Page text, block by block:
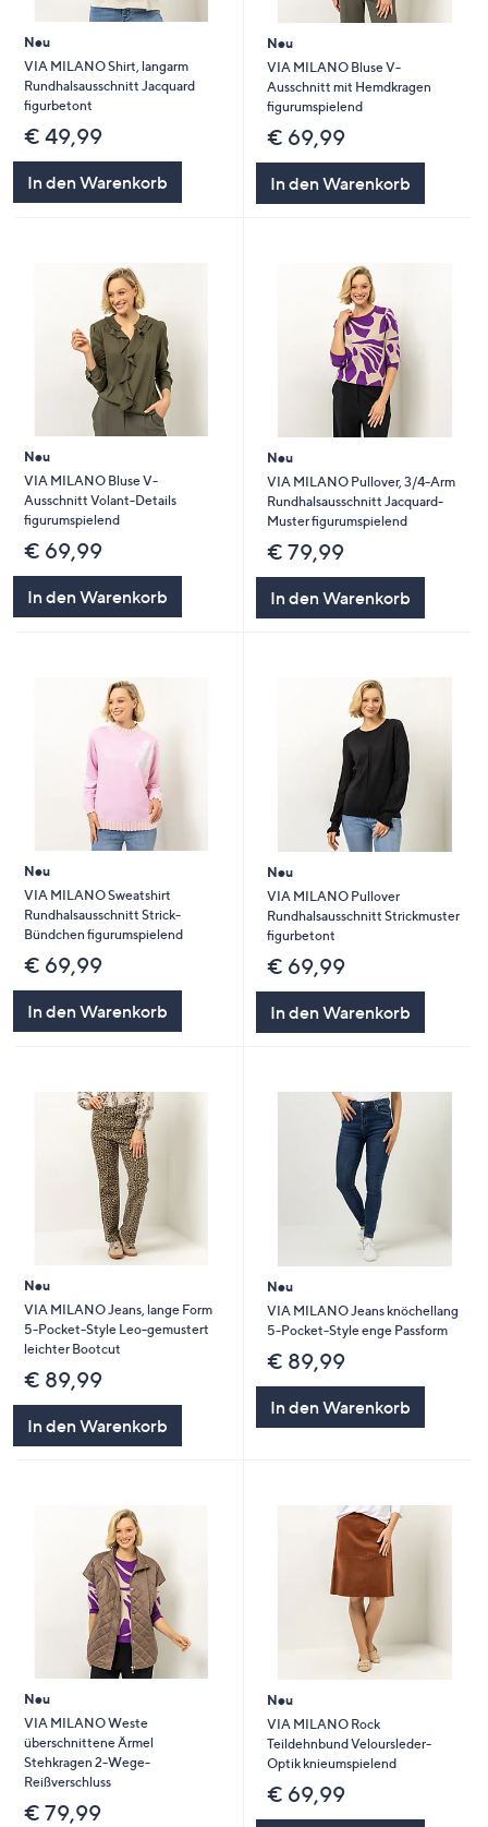
Neu
VIA MILANO Shirt, langarm
Rundhalsausschnitt Jacquard
figurbetont
€ 49,99
In den Warenkorb
Neu
VIA MILANO Bluse V-
Ausschnitt mit Hemdkragen
figurumspielend
€ 69,99
In den Warenkorb
Neu
VIA MILANO Bluse V-
Ausschnitt Volant-Details
figurumspielend
€ 69,99
In den Warenkorb
Neu
VIA MILANO Pullover, 3/4-Arm
Rundhalsausschnitt Jacquard-
Muster figurumspielend
€ 79,99
In den Warenkorb
Neu
VIA MILANO Sweatshirt
Rundhalsausschnitt Strick-
Bündchen figurumspielend
€ 69,99
In den Warenkorb
Neu
VIA MILANO Pullover
Rundhalsausschnitt Strickmuster
figurbetont
€ 69,99
In den Warenkorb
Neu
VIA MILANO Jeans, lange Form
5-Pocket-Style Leo-gemustert
leichter Bootcut
€ 89,99
In den Warenkorb
Neu
VIA MILANO Jeans knöchellang
5-Pocket-Style enge Passform
€ 89,99
In den Warenkorb
Neu
VIA MILANO Weste
überschnittene Ärmel
Stehkragen 2-Wege-
Reißverschluss
€ 79,99
Neu
VIA MILANO Rock
Teildehnbund Veloursleder-
Optik knieumspielend
€ 69,99